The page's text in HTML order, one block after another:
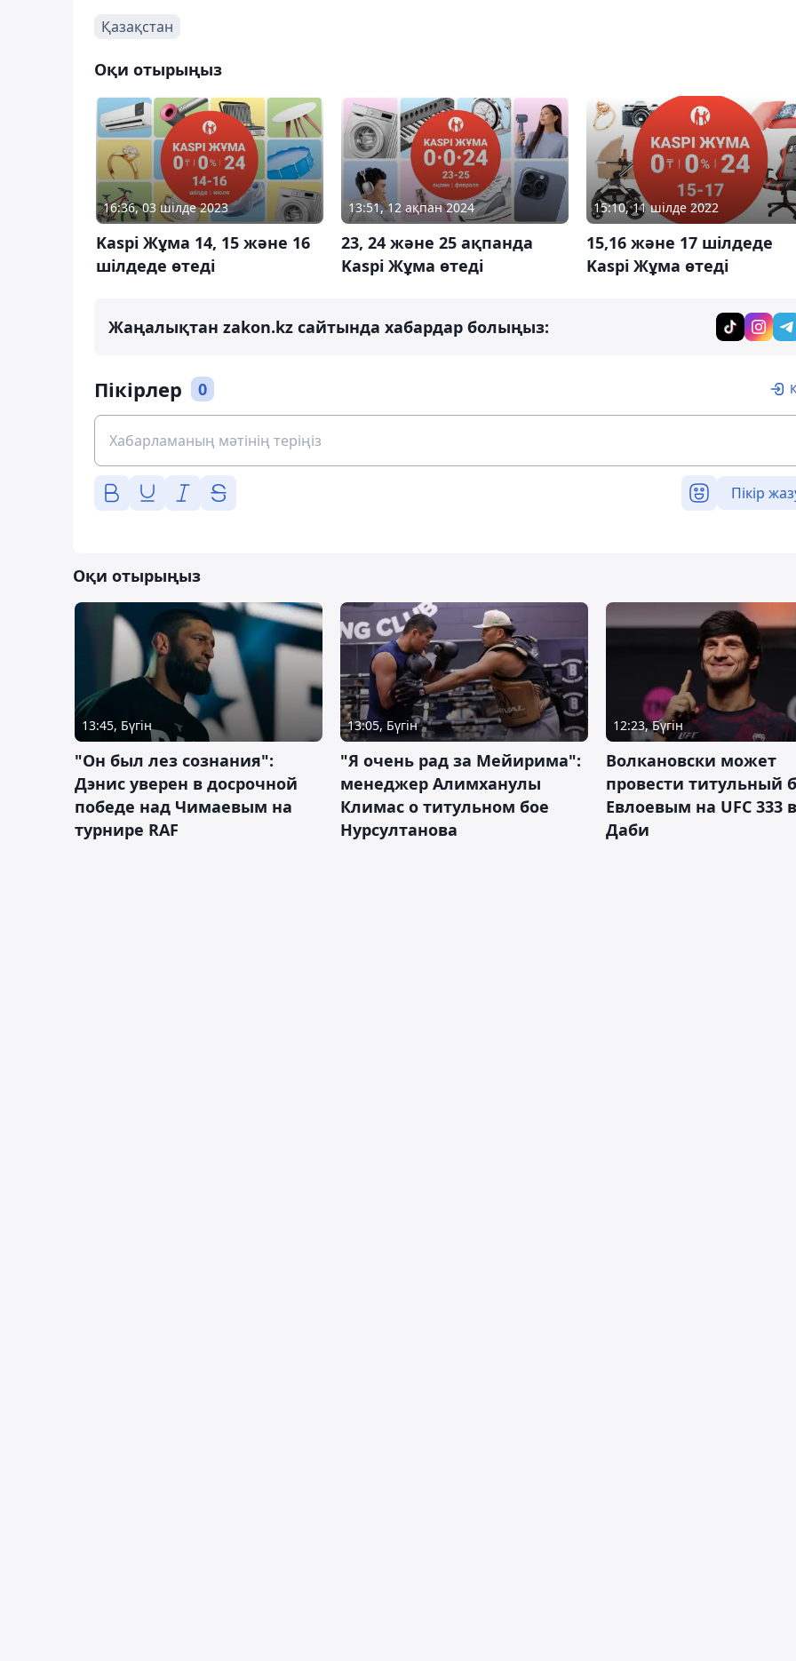
Қазақстан
Оқи отырыңыз
16:36, 03 шілде 2023
Kaspi Жұма 14, 15 және 16
шілдеде өтеді
13:51, 12 ақпан 2024
23, 24 және 25 ақпанда
Kaspi Жұма өтеді
15:10, 11 шілде 2022
15,16 және 17 шілдеде
Kaspi Жұма өтеді
Жаңалықтан zakon.kz сайтында хабардар болыңыз:
Пікірлер 0
Пікір
Оқи отырыңыз
13:45, Бүгін
"Он был лез сознания":
Дэнис уверен в досрочной
победе над Чимаевым на
турнире RAF
13:05, Бүгін
"Я очень рад за Мейирима":
менеджер Алимханулы
Климас о титульном бое
Нурсултанова
12:23, Бүгін
Волкановски может
провести титульный
Евлоевым на UFC 333
Даби